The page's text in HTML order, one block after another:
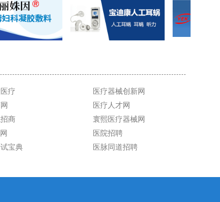
疗
医疗器械创新网
医疗人才网
商
寰熙医疗器械网
医院招聘
宝典
医脉同道招聘